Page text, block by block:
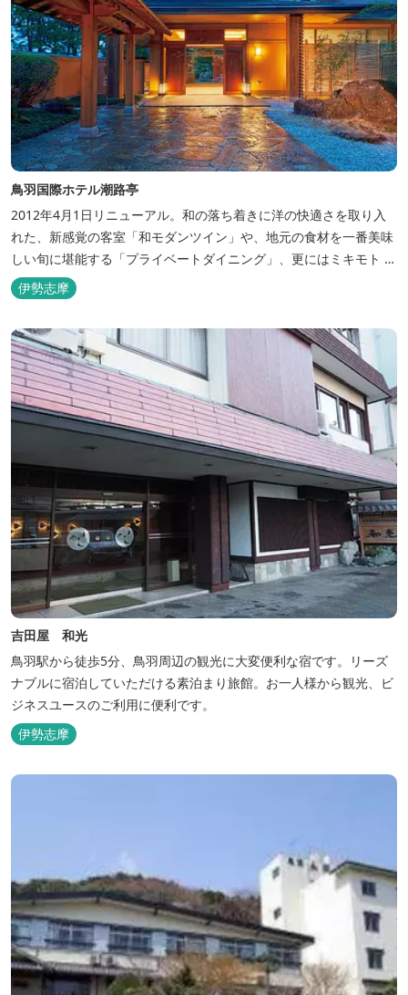
鳥羽国際ホテル潮路亭
2012年4月1日リニューアル。和の落ち着きに洋の快適さを取り入
れた、新感覚の客室「和モダンツイン」や、地元の食材を一番美味
しい旬に堪能する「プライベートダイニング」、更にはミキモト コ
スメティックスとの提携により実現した、日本初の「パールオーロ
ラ風呂」が誕生。
伊勢志摩
吉田屋 和光
鳥羽駅から徒歩5分、鳥羽周辺の観光に大変便利な宿です。リーズ
ナブルに宿泊していただける素泊まり旅館。お一人様から観光、ビ
ジネスユースのご利用に便利です。
伊勢志摩